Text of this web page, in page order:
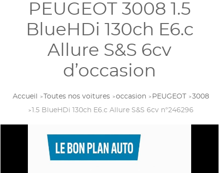
PEUGEOT 3008 1.5
BlueHDi 130ch E6.c
Allure S&S 6cv
d’occasion
Accueil Toutes nos voitures occasion PEUGEOT
3008
1.5 BlueHDi 130ch E6.c Allure S&S 6cv n°246296